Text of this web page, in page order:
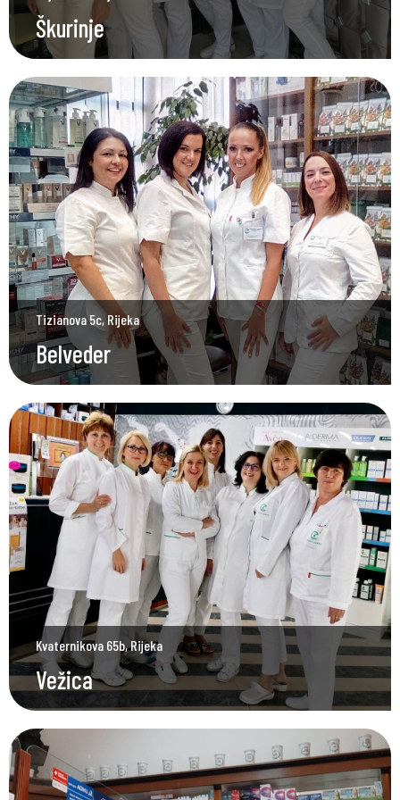
Škurinje
Tizianova 5c, Rijeka
Belveder
Kvaternikova 65b, Rijeka
Vežica